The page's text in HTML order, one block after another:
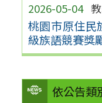
2026-05-04
桃園市原住民
級族語競賽獎
依公告類